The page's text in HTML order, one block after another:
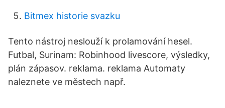
Bitmex historie svazku
Tento nástroj neslouží k prolamování hesel.
Futbal, Surinam: Robinhood livescore, výsledky,
plán zápasov. reklama. reklama Automaty
naleznete ve městech např.